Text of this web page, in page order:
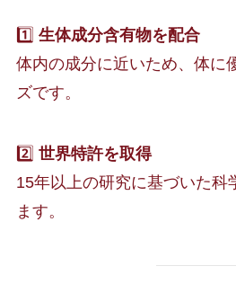
1️⃣ 生体成分含有物を配合
体内の成分に近いため、体に
ズです。
2️⃣ 世界特許を取得
15年以上の研究に基づいた科
ます。